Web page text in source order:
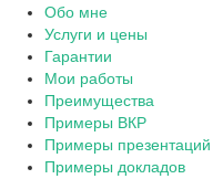
Обо мне
Услуги и цены
Гарантии
Мои работы
Преимущества
Примеры ВКР
Примеры презентаций
Примеры докладов